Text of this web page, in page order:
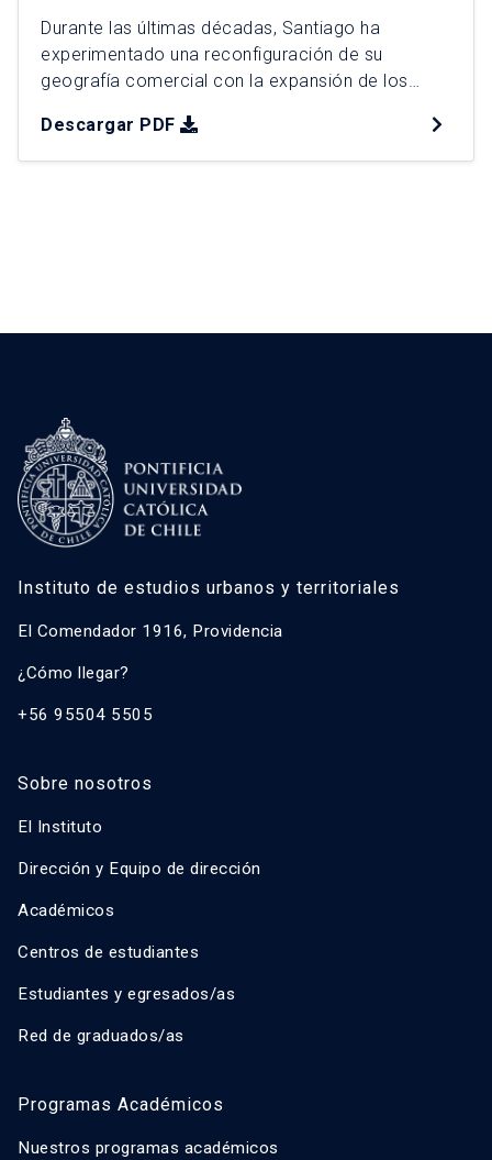
Durante las últimas décadas, Santiago ha
experimentado una reconfiguración de su
geografía comercial con la expansión de los
canalizan demanda popular. Esta tesis analiza su
expansión entre 2006 y 2025, caracterizando
Descargar PDF
Instituto de estudios urbanos y territoriales
El Comendador 1916, Providencia
¿Cómo llegar?
+56 95504 5505
Sobre nosotros
El Instituto
Dirección y Equipo de dirección
Académicos
Centros de estudiantes
Estudiantes y egresados/as
Red de graduados/as
Programas Académicos
Nuestros programas académicos